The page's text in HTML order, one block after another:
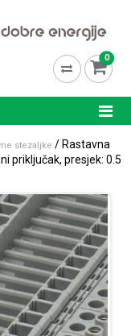
0
stezaljke / Rastavna
priključak, presjek: 0.5